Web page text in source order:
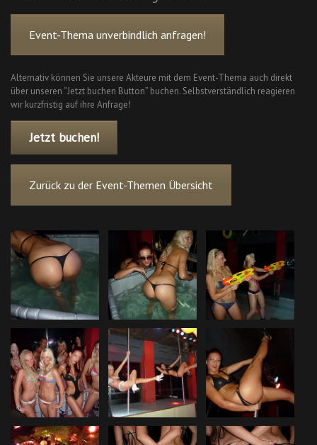
Event-Thema unverbindlich anfragen!
Alternativ können Sie unsere Akteure mit dem Event-Thema auch direkt
über unseren “Jetzt buchen Button” buchen. Selbstverständlich reagieren
wir kurzfristig auf ihre Anfrage!
Jetzt buchen!
Zurück zu der Event-Themen Übersicht